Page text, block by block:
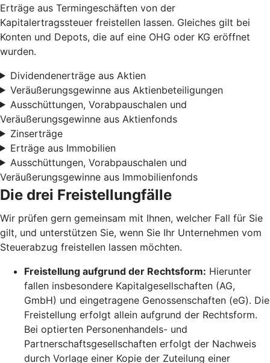
Erträge aus Termingeschäften von der
Kapitalertragssteuer freistellen lassen. Gleiches gilt bei
Konten und Depots, die auf eine OHG oder KG eröffnet
wurden.
Dividendenerträge aus Aktien
Veräußerungsgewinne aus Aktienbeteiligungen
Ausschüttungen, Vorabpauschalen und
Veräußerungsgewinne aus Aktienfonds
Zinserträge
Erträge aus Immobilien
Ausschüttungen, Vorabpauschalen und
Veräußerungsgewinne aus Immobilienfonds
Die drei Freistellungfälle
Wir prüfen gern gemeinsam mit Ihnen, welcher Fall für Sie
gilt, und unterstützen Sie, wenn Sie Ihr Unternehmen vom
Steuerabzug freistellen lassen möchten.
Freistellung aufgrund der Rechtsform: Hierunter
fallen insbesondere Kapitalgesellschaften (AG,
GmbH) und eingetragene Genossenschaften (eG). Die
Freistellung erfolgt allein aufgrund der Rechtsform.
Bei optierten Personenhandels- und
Partnerschaftsgesellschaften erfolgt der Nachweis
durch Vorlage einer Kopie der Zuteilung einer